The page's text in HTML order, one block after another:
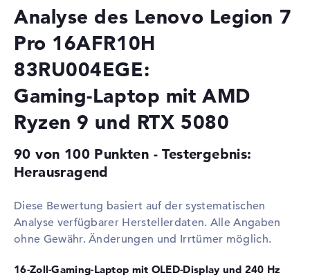
Technologie
Cache
16 - 128 MB (L2/L3-Cache)
Grafikkarte
Grafikprozessor
NVIDIA GeForce RTX 5080
Videospeicher
16 GB
2. Grafikkarte
AMD Radeon 610M
1. Steckplatz
32 GB
2. Steckplatz
Installiert
64 GB
Technologie
DDR5 - 5600 MHZ
Festplatte
Festplatte
1 TB SSD
Analyse des Lenovo Legion 7
Pro 16AFR10H
83RU004EGE:
Gaming-Laptop mit AMD
Ryzen 9 und RTX 5080
90 von 100 Punkten - Testergebnis:
Herausragend
Diese Bewertung basiert auf der systematischen
Analyse verfügbarer Herstellerdaten. Alle Angaben
ohne Gewähr. Änderungen und Irrtümer möglich.
16-Zoll-Gaming-Laptop mit OLED-Display und 240 Hz